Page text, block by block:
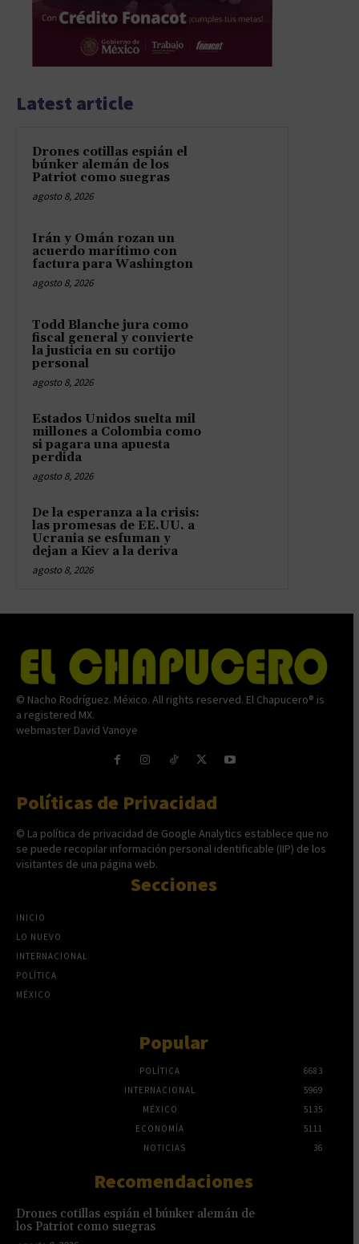
Latest article
Drones cotillas espián el
búnker alemán de los
Patriot como suegras
agosto 8, 2026
Irán y Omán rozan un
acuerdo marítimo con
factura para Washington
agosto 8, 2026
Todd Blanche jura como
fiscal general y convierte
la justicia en su cortijo
personal
agosto 8, 2026
Estados Unidos suelta mil
millones a Colombia como
si pagara una apuesta
perdida
agosto 8, 2026
De la esperanza a la crisis:
las promesas de EE.UU. a
Ucrania se esfuman y
dejan a Kiev a la deriva
agosto 8, 2026
© Nacho Rodríguez. México. All rights reserved. El Chapucero® is
a registered MX.
webmaster David Vanoye
Políticas de Privacidad
© La política de privacidad de Google Analytics establece que no
se puede recopilar información personal identificable (IIP) de los
visitantes de una página web.
Secciones
INICIO
LO NUEVO
INTERNACIONAL
POLÍTICA
MÉXICO
Popular
POLÍTICA
6683
INTERNACIONAL
5969
MÉXICO
5135
ECONOMÍA
5111
NOTICIAS
36
Recomendaciones
Drones cotillas espián el búnker alemán de
los Patriot como suegras